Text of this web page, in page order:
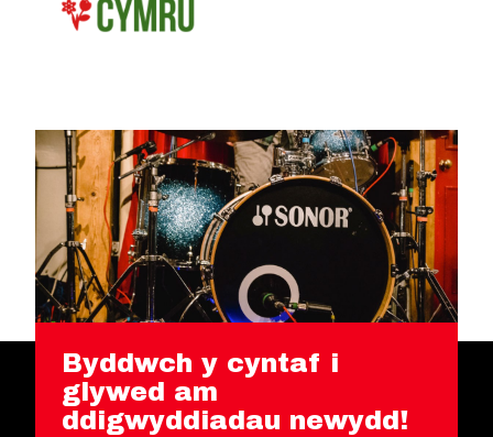
Byddwch y cyntaf i
glywed am
ddigwyddiadau newydd!